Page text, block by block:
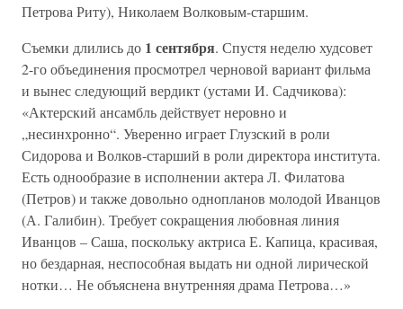
Петрова Риту), Николаем Волковым-старшим.
Съемки длились до 1 сентября. Спустя неделю худсовет
2-го объединения просмотрел черновой вариант фильма
и вынес следующий вердикт (устами И. Садчикова):
«Актерский ансамбль действует неровно и
„несинхронно“. Уверенно играет Глузский в роли
Сидорова и Волков-старший в роли директора института.
Есть однообразие в исполнении актера Л. Филатова
(Петров) и также довольно однопланов молодой Иванцов
(А. Галибин). Требует сокращения любовная линия
Иванцов – Саша, поскольку актриса Е. Капица, красивая,
но бездарная, неспособная выдать ни одной лирической
нотки… Не объяснена внутренняя драма Петрова…»